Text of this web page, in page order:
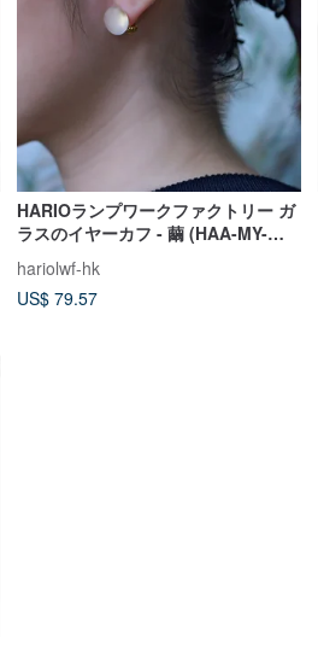
HARIOランプワークファクトリー ガ
ラスのイヤーカフ - 繭 (HAA-MY-
hariolwf-hk
US$ 79.57